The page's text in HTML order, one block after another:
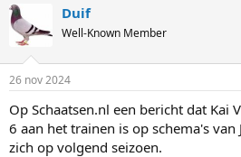
c
t
i
s
Duif
Well-Known Member
26 nov 2024
Op Schaatsen.nl een bericht dat Kai
6 aan het trainen is op schema's
zich op volgend seizoen.